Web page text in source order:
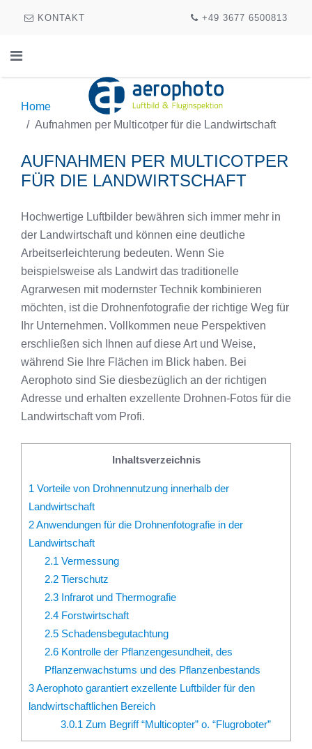
KONTAKT +49 3677 6500813
Home
Aufnahmen per Multicotper für die Landwirtschaft
AUFNAHMEN PER MULTICOTPER
FÜR DIE LANDWIRTSCHAFT
Hochwertige Luftbilder bewähren sich immer mehr in
der Landwirtschaft und können eine deutliche
Arbeitserleichterung bedeuten. Wenn Sie
beispielsweise als Landwirt das traditionelle
Agrarwesen mit modernster Technik kombinieren
möchten, ist die Drohnenfotografie der richtige Weg für
Ihr Unternehmen. Vollkommen neue Perspektiven
erschließen sich Ihnen auf diese Art und Weise,
während Sie Ihre Flächen im Blick haben. Bei
Aerophoto sind Sie diesbezüglich an der richtigen
Adresse und erhalten exzellente Drohnen-Fotos für die
Landwirtschaft vom Profi.
Inhaltsverzeichnis
1 Vorteile von Drohnennutzung innerhalb der
Landwirtschaft
2Anwendungen für die Drohnenfotografie in der
Landwirtschaft
2.1 Vermessung
2.2Tierschutz
2.3Infrarot und Thermografie
2.4Forstwirtschaft
2.5Schadensbegutachtung
2.6Kontrolle der Pflanzengesundheit, des
Pflanzenwachstums und des Pflanzenbestands
3Aerophoto garantiert exzellente Luftbilder für den
landwirtschaftlichen Bereich
3.0.1 Zum Begriff “Multicopter” o. “Flugroboter”